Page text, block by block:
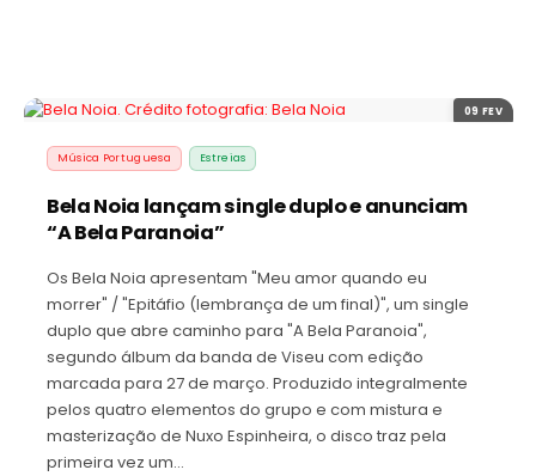
09 FEV
Música Portuguesa Estreias
Bela Noia lançam single duplo e anunciam
“A Bela Paranoia”
Os Bela Noia apresentam "Meu amor quando eu
morrer" / "Epitáfio (lembrança de um final)", um single
duplo que abre caminho para "A Bela Paranoia",
segundo álbum da banda de Viseu com edição
marcada para 27 de março. Produzido integralmente
pelos quatro elementos do grupo e com mistura e
masterização de Nuxo Espinheira, o disco traz pela
primeira vez um…